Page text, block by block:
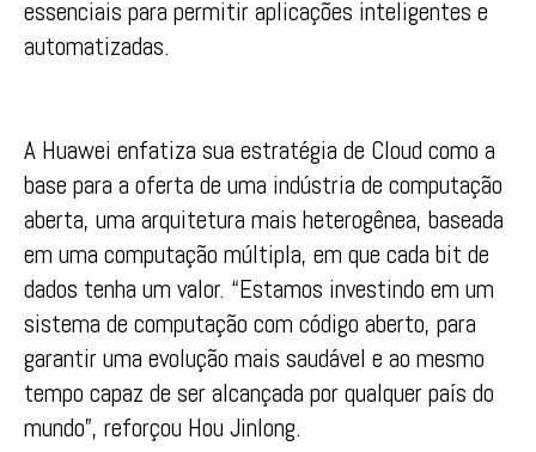
essenciais para permitir aplicações inteligentes e
automatizadas.
A Huawei enfatiza sua estratégia de Cloud como a
base para a oferta de uma indústria de computação
aberta, uma arquitetura mais heterogênea, baseada
em uma computação múltipla, em que cada bit de
dados tenha um valor. “Estamos investindo em um
sistema de computação com código aberto, para
garantir uma evolução mais saudável e ao mesmo
tempo capaz de ser alcançada por qualquer país do
mundo”, reforçou Hou Jinlong.